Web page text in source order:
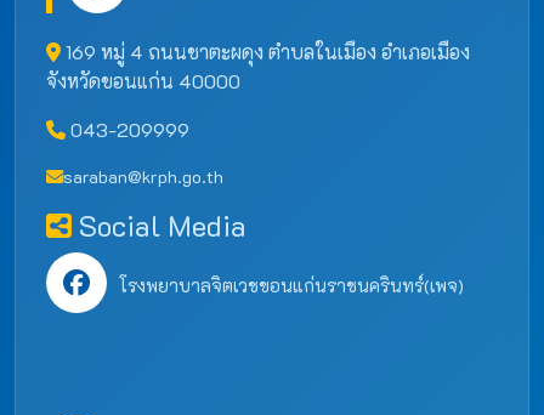
169 หมู่ 4 ถนนชาตะผดุง ตำบลในเมือง อำเภอเมือง
จังหวัดขอนแก่น 40000
043-209999
saraban@krph.go.th
Social Media
โรงพยาบาลจิตเวชขอนแก่นราชนครินทร์(เพจ)